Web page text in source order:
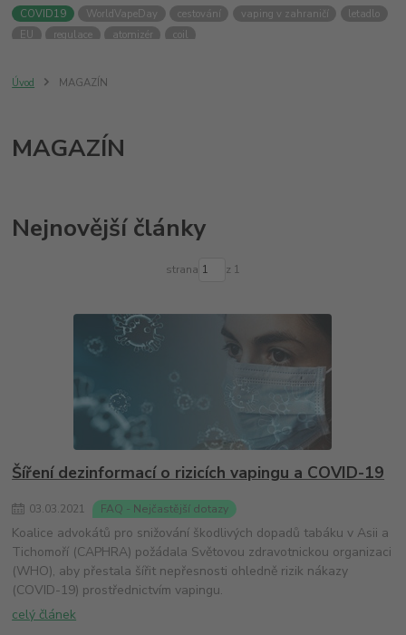
COVID19
WorldVapeDay cestování vaping v zahraničí
letadlo
EU
regulace atomizér coil
Úvod MAGAZÍN
MAGAZÍN
Nejnovější články
strana z 1
Šíření dezinformací o rizicích vapingu a COVID-19
03.03.2021 FAQ - Nejčastější dotazy
Koalice advokátů pro snižování škodlivých dopadů tabáku v Asii a
Tichomoří (CAPHRA) požádala Světovou zdravotnickou organizaci
(WHO), aby přestala šířit nepřesnosti ohledně rizik nákazy
(COVID-19) prostřednictvím vapingu.
celý článek